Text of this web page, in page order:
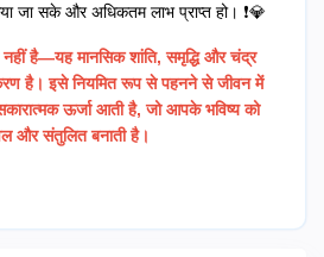
जा सके और अधिकतम लाभ प्राप्त हो। ❗💎
है—यह मानसिक शांति, समृद्धि और चंद्र
है। इसे नियमित रूप से पहनने से जीवन में
ऊर्जा आती है, जो आपके भविष्य को
और संतुलित बनाती है।